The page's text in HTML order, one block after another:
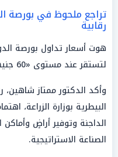
تراجع ملحوظ في بورصة
رقابية
هوت أسعار تداول بورصة
لتستقر عند مستوى «60 جنيهاً» لكيلو الدجاج الأبيض الفوري.
وأكد الدكتور ممتاز
البيطرية بوزارة الزراعة،
الداجنة وتوفير أراضٍ
الصناعة الاستراتيجية.